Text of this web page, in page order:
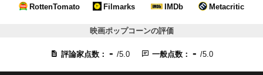
RottenTomato Filmarks IMDb Metacritic
映画ポップコーンの評価
評論家点数： - /5.0 一般点数： - /5.0